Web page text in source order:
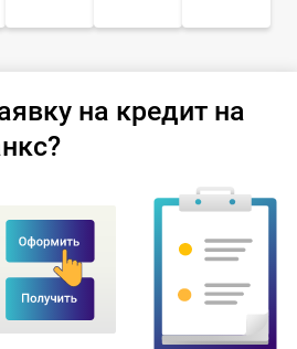
на кредит на